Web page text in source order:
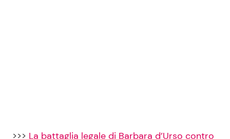
>>> La battaglia legale di Barbara d’Urso contro